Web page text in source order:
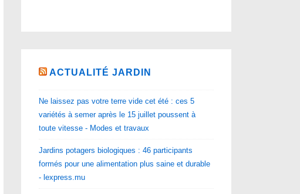
ACTUALITÉ JARDIN
Ne laissez pas votre terre vide cet été : ces 5
variétés à semer après le 15 juillet poussent à
toute vitesse - Modes et travaux
Jardins potagers biologiques : 46 participants
formés pour une alimentation plus saine et durable
- lexpress.mu